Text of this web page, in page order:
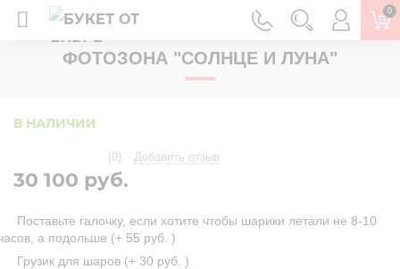
0
ГЛАВНАЯ ФОТОЗОНЫ
ФОТОЗОНА "СОЛНЦЕ И ЛУНА"
В НАЛИЧИИ
(0) Добавить отзыв
30 100 руб.
Поставьте галочку, если хотите чтобы шарики летали не 8-10
а подольше (+ 55 руб. )
Грузик для шаров (+ 30 руб. )